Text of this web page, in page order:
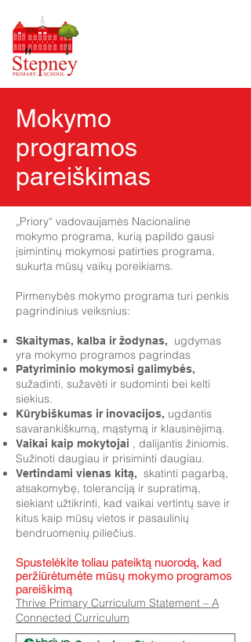
Mokymo
programos
pareiškimas
„Priory“ vadovaujamės Nacionaline
mokymo programa, kurią papildo gausi
įsimintinų mokymosi patirties programa,
sukurta mūsų vaikų poreikiams.
Pirmenybės mokymo programa turi penkis
pagrindinius veiksnius:
Skaitymas, kalba ir žodynas,
ugdymas
yra mokymo programos pagrindas
Patyriminio mokymosi galimybės,
sužadinti, sužavėti ir sudominti bei kelti
siekius.
Kūrybiškumas ir inovacijos, ugdantis
savarankiškumą, mąstymą ir klausinėjimą.
Vaikai kaip mokytojai , dalijantis žiniomis.
Sužinoti daugiau ir prisiminti daugiau.
Vertindami vienas kitą, skatinti pagarbą,
atsakomybę, toleranciją ir supratimą,
siekiant užtikrinti, kad vaikai vertintų save ir
kitus kaip mūsų vietos ir pasaulinių
bendruomenių piliečius.
Spustelėkite toliau pateiktą nuorodą, kad
peržiūrėtumėte mūsų mokymo programos
pareiškimą
Thrive Primary Curriculum Statement – A
Connected Curriculum